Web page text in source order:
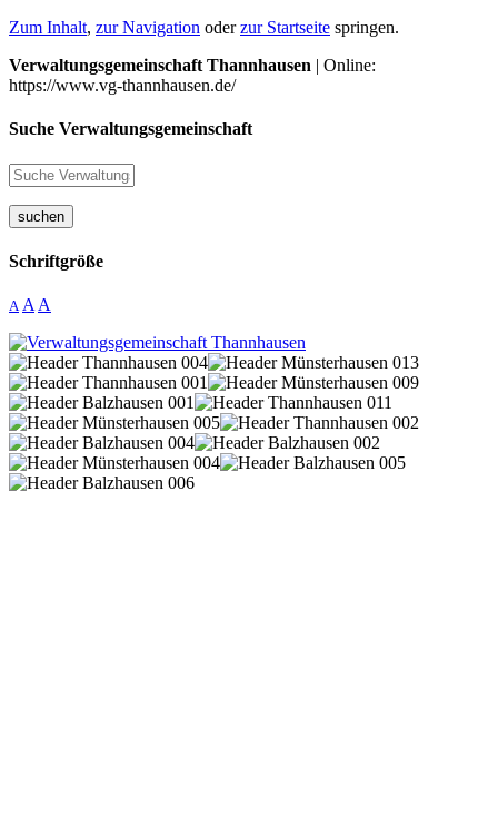
Zum Inhalt, zur Navigation oderzur Startseite springen.
Verwaltungsgemeinschaft Thannhausen | Online:
https://www.vg-thannhausen.de/
Suche Verwaltungsgemeinschaft
suchen
Schriftgröße
A A A